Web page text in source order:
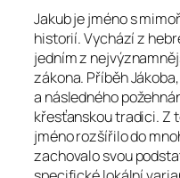
Jakub je jméno s
historií. Vychází z
jedním z
zákona. Příběh
a následného
křesťanskou tradici. Z
jméno rozšířilo do
zachovalo svou